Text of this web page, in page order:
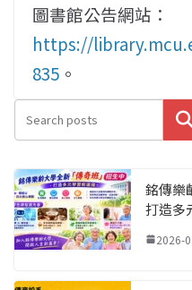
圖書館公告網站：
https://
835 。
搜尋
銘傳樂
打造多
2026-